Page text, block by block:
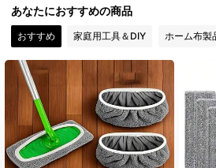
4.77
4.77 371 フォロワー
4.77 371 フォロワー
あなたにおすすめの商品
おすすめ 家庭用工具＆DIY ホーム布製